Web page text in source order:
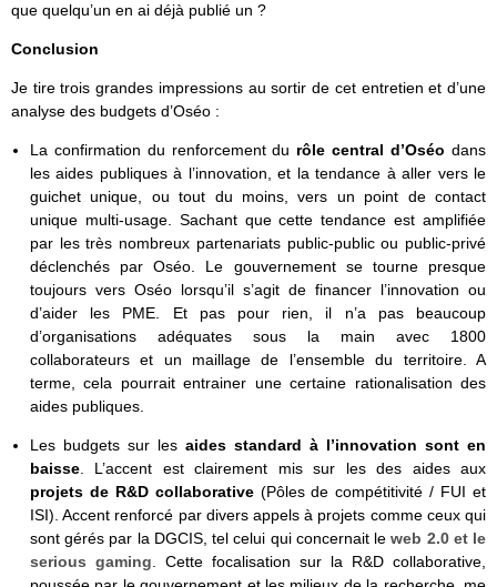
que quelqu’un en ai déjà publié un ?
Conclusion
Je tire trois grandes impressions au sortir de cet entretien et d’une
analyse des budgets d’Oséo :
La confirmation du renforcement du rôle central d’Oséodans
les aides publiques à l’innovation, et la tendance à aller vers le
guichet unique, ou tout du moins, vers un point de contact
unique multi-usage. Sachant que cette tendance est amplifiée
par les très nombreux partenariats public-public ou public-privé
déclenchés par Oséo. Le gouvernement se tourne presque
toujours vers Oséo lorsqu’il s’agit de financer l’innovation ou
d’aider les PME. Et pas pour rien, il n’a pas beaucoup
d’organisations adéquates sous la main avec 1800
collaborateurs et un maillage de l’ensemble du territoire. A
terme, cela pourrait entrainer une certaine rationalisation des
aides publiques.
Les budgets sur les aides standard à l’innovation sont en
baisse.
L’accent est clairement mis sur les des aides aux
projets de R&D collaborative (Pôles de compétitivité / FUI et
ISI). Accent renforcé par divers appels à projets comme ceux qui
sont gérés par la DGCIS, tel celui qui concernait leweb 2.0 et le
serious gaming. Cette focalisation sur la R&D collaborative,